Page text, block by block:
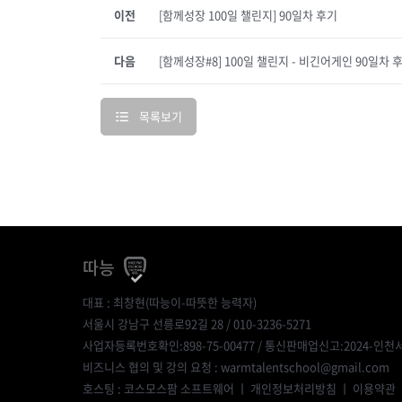
이전 [함께성장 100일 챌린지] 90일차 후기
[함께성장#8] 100일 챌린지 - 비긴어게인 90일차
다음
목록보기
따능
대표 : 최창현(따능이-따뜻한 능력자)
서울시 강남구 선릉로92길 28 / 010-3236-5271
사업자등록번호확인:898-75-00477 / 통신판매업신고:2024-인천
비즈니스 협의 및 강의 요청 : warmtalentschool@gmail.com
호스팅 : 코스모스팜 소프트웨어 ㅣ 개인정보처리방침 ㅣ 이용약관